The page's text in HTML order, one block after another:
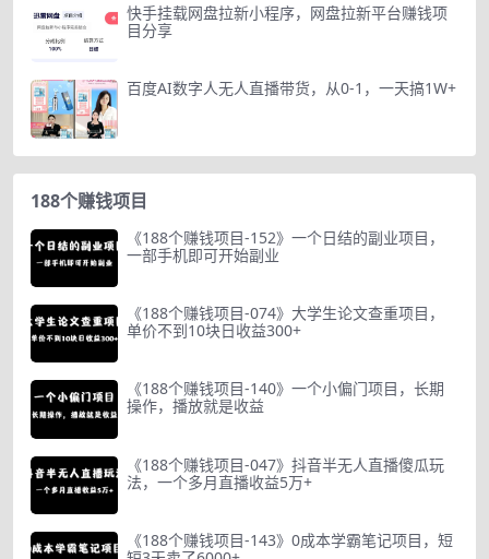
快手挂载网盘拉新小程序，网盘拉新平台赚钱项
目分享
百度AI数字人无人直播带货，从0-1，一天搞1W+
188个赚钱项目
《188个赚钱项目-152》一个日结的副业项目，
一部手机即可开始副业
《188个赚钱项目-074》大学生论文查重项目，
单价不到10块日收益300+
《188个赚钱项目-140》一个小偏门项目，长期
操作，播放就是收益
《188个赚钱项目-047》抖音半无人直播傻瓜玩
法，一个多月直播收益5万+
《188个赚钱项目-143》0成本学霸笔记项目，短